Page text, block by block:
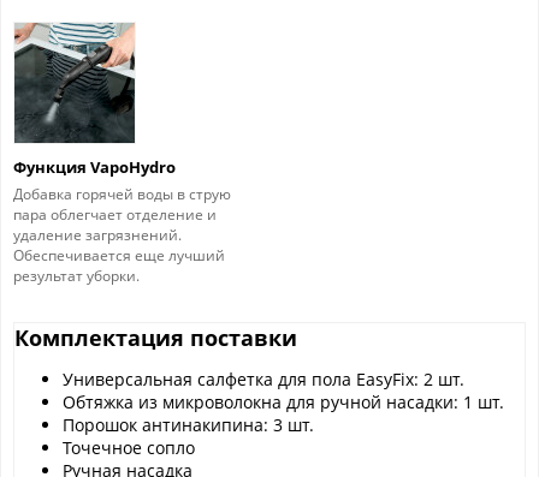
Функция VapoHydro
Добавка горячей воды в струю
пара облегчает отделение и
удаление загрязнений.
Обеспечивается еще лучший
результат уборки.
Комплектация поставки
Универсальная салфетка для пола EasyFix: 2 шт.
Обтяжка из микроволокна для ручной насадки: 1 шт.
Порошок антинакипина: 3 шт.
Точечное сопло
Ручная насадка